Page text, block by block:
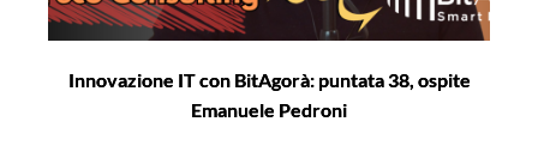
Innovazione IT con BitAgorà: puntata 38, ospite
Emanuele Pedroni